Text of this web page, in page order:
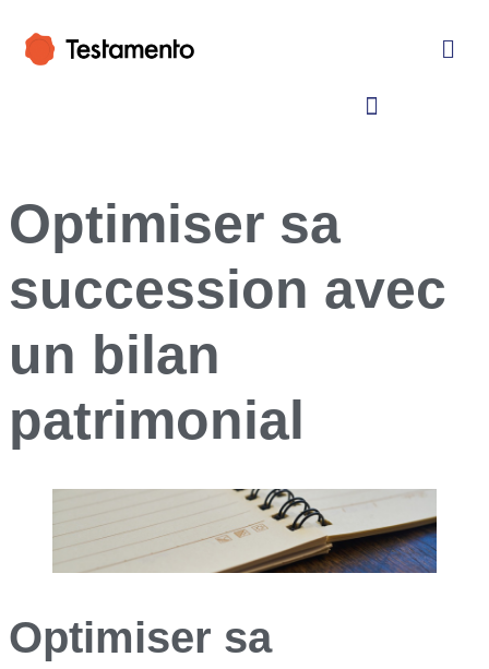
Optimiser sa
succession avec
un bilan
patrimonial
Optimiser sa